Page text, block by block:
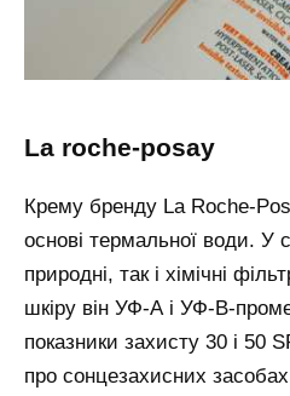
la roche-posay
Крему бренду La Roche-
основі термальної води. У
природні, так і хімічні
шкіру він УФ-А і УФ-В-
показники захисту 30 і 50
про сонцезахисних